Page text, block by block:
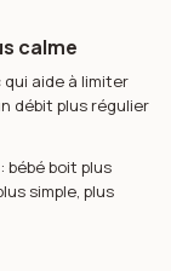
calme
qui aide à limiter
débit plus régulier
bébé boit plus
simple, plus